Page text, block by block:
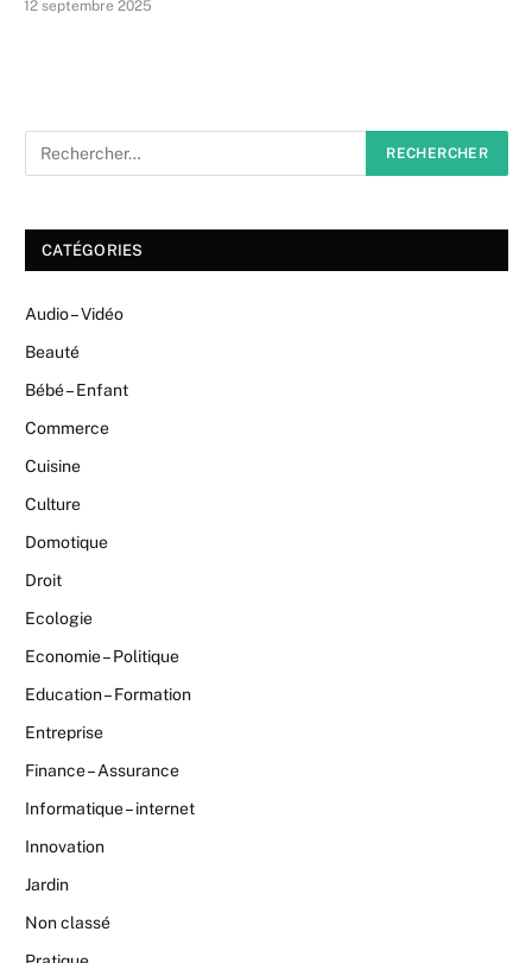
12 septembre 2025
CATÉGORIES
Audio – Vidéo
Beauté
Bébé – Enfant
Commerce
Cuisine
Culture
Domotique
Droit
Ecologie
Economie – Politique
Education – Formation
Entreprise
Finance – Assurance
Informatique – internet
Innovation
Jardin
Non classé